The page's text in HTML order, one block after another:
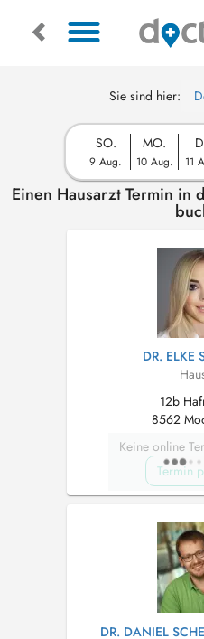
Sie sind hier:
SO.
9 Aug.
MO.
10 Aug. 11
Einen Hausarzt Termin in
DR. ELKE
12b
8562
Keine online
Termin
DR. DANIEL